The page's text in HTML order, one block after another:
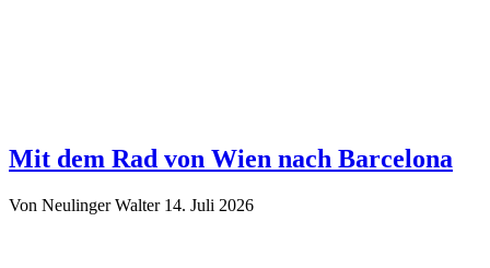
Mit dem Rad von Wien nach Barcelona
Von Neulinger Walter 14. Juli 2026